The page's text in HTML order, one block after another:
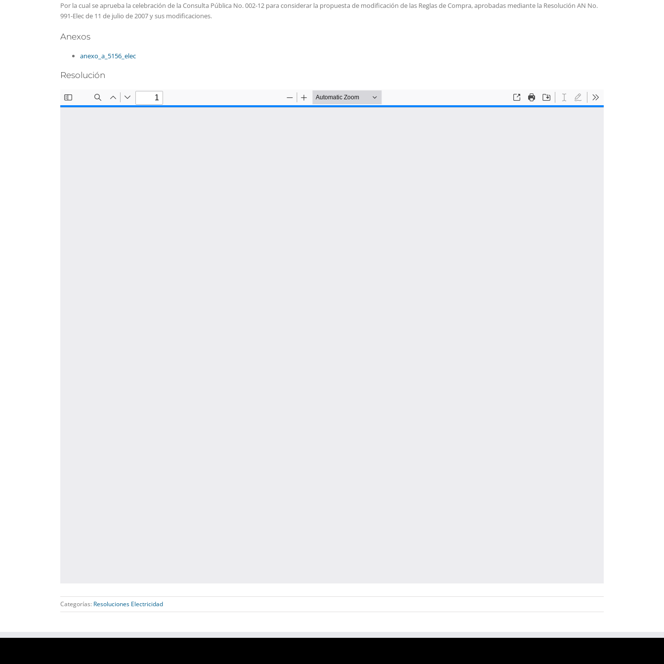
Por la cual se aprueba la celebración de la Consulta Pública No. 002-12 para considerar la propuesta de modificación de las Reglas de Compra, aprobadas mediante la Resolución AN No.
991-Elec de 11 de julio de 2007 y sus modificaciones.
Anexos
anexo_a_5156_elec
Resolución
Categorías: Resoluciones Electricidad